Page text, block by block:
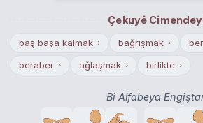
Çekuyê
baş başa kalmak › bağrışmak ›
beraber › ağlaşmak › birlikte ›
Bi Alfabeya